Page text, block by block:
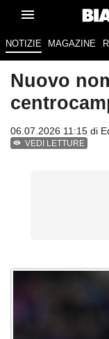
NOTIZIE MAGAZINE
Nuovo
06.07.2026 11:15 di
VEDI LETTURE